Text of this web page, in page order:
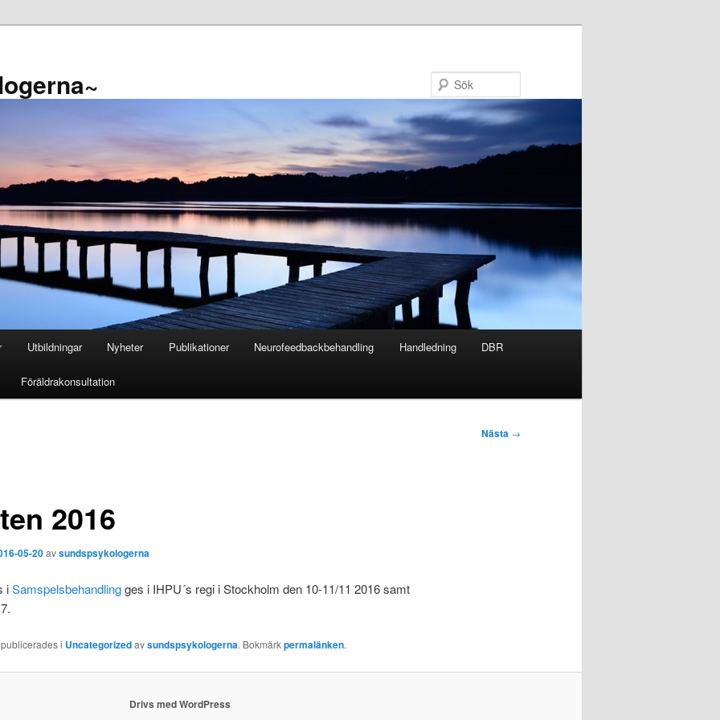
Utbildningar Nyheter Publikationer Neurofeedbackbehandling Handledning DBR
Föräldrakonsultation
Nästa →
2016
05-20avsundspsykologerna
iSamspelsbehandlingges i IHPU´s regi i Stockholm den 10-11/11 2016 samt
i Uncategorizedavsundspsykologerna. Bokmärkpermalänken.
Drivs med WordPress